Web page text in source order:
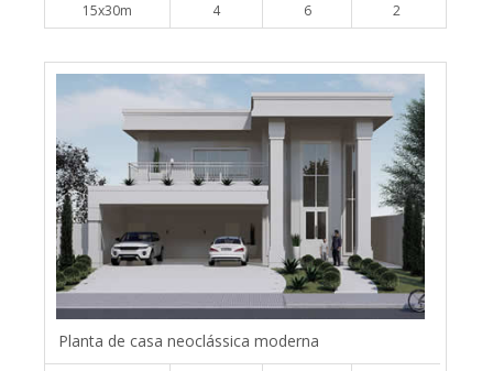
15x30m 4 6 2
Planta de casa neoclássica moderna